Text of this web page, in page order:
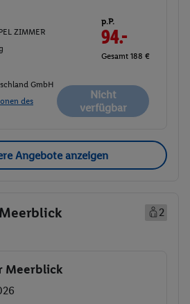
ZIMMER
p.P.
94.-
Gesamt 188 €
GmbH
des
Nicht
verfügbar
Angebote anzeigen
2
Meerblick